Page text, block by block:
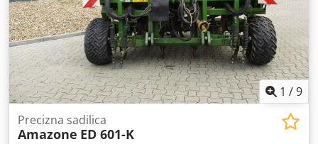
1 /9
Precizna sadilica
Amazone ED 601-K